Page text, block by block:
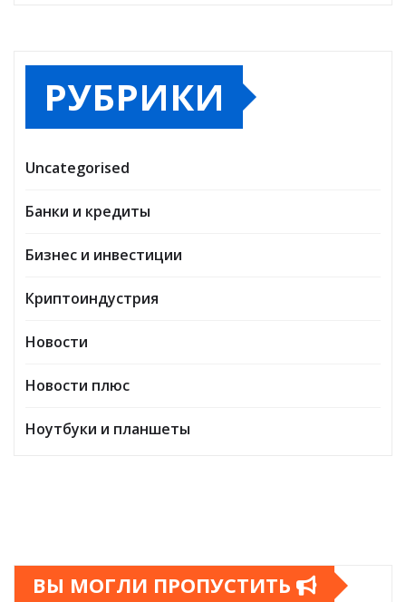
РУБРИКИ
Uncategorised
Банки и кредиты
Бизнес и инвестиции
Криптоиндустрия
Новости
Новости плюс
Ноутбуки и планшеты
ВЫ МОГЛИ ПРОПУСТИТЬ